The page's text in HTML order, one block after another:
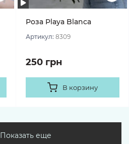
Роза Playa Blanca
Артикул: 8309
250 грн
В корзину
Показать еще